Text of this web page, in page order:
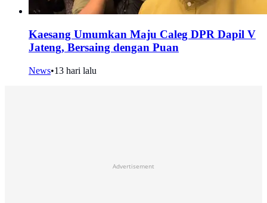
Kaesang Umumkan Maju Caleg DPR Dapil V
Jateng, Bersaing dengan Puan
News•13 hari lalu
Advertisement